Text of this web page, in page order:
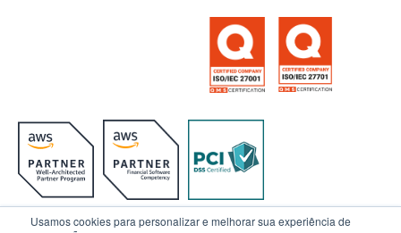
Usamos cookies para personalizar e melhorar sua experiência de